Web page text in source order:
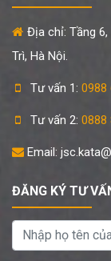
Địa chỉ: Tầng 6,
Trì, Hà Nội.
Tư vấn 1: 0988
Tư vấn 2: 0888
Email:
ĐĂNG KÝ TƯ